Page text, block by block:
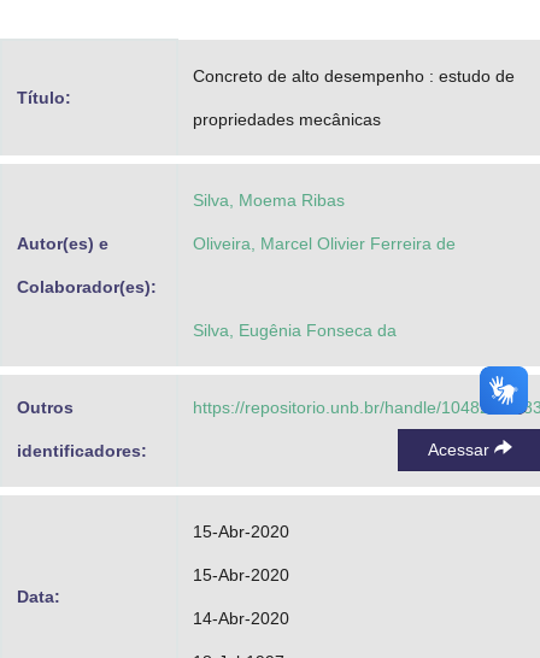
Título:
Concreto de alto desempenho : estudo de
propriedades mecânicas
Autor(es) e
Colaborador(es):
Silva, Moema Ribas
Oliveira, Marcel Olivier Ferreira de
Silva, Eugênia Fonseca da
Outros
identificadores:
https://repositorio.unb.br/handle/10482/
Acessar
Data:
15-Abr-2020
15-Abr-2020
14-Abr-2020